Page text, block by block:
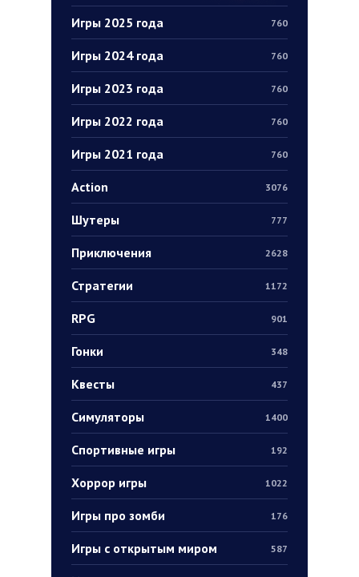
Игры 2025 года 760
Игры 2024 года 760
Игры 2023 года 760
Игры 2022 года 760
Игры 2021 года 760
Action 3076
Шутеры 777
Приключения 2628
Стратегии 1172
RPG 901
Гонки 348
Квесты 437
Симуляторы 1400
Спортивные игры 192
Хоррор игры 1022
Игры про зомби 176
Игры с открытым миром 587